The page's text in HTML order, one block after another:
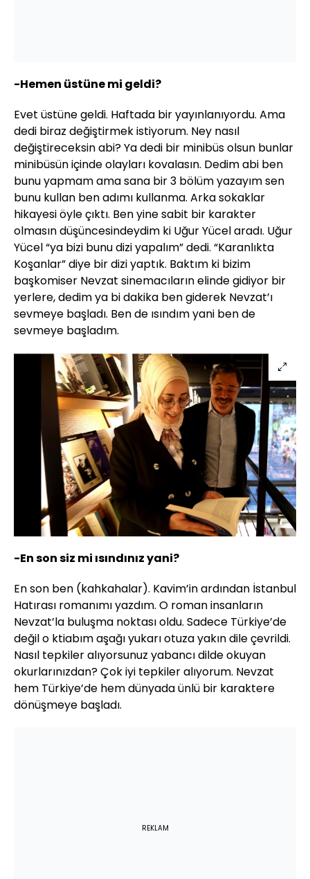
-Hemen üstüne mi geldi?
Evet üstüne geldi. Haftada bir yayınlanıyordu. Ama
dedi biraz değiştirmek istiyorum. Ney nasıl
değiştireceksin abi? Ya dedi bir minibüs olsun bunlar
minibüsün içinde olayları kovalasın. Dedim abi ben
bunu yapmam ama sana bir 3 bölüm yazayım sen
bunu kullan ben adımı kullanma. Arka sokaklar
hikayesi öyle çıktı. Ben yine sabit bir karakter
olmasın düşüncesindeydim ki Uğur Yücel aradı. Uğur
Yücel “ya bizi bunu dizi yapalım” dedi. “Karanlıkta
Koşanlar” diye bir dizi yaptık. Baktım ki bizim
başkomiser Nevzat sinemacıların elinde gidiyor bir
yerlere, dedim ya bi dakika ben giderek Nevzat’ı
sevmeye başladı. Ben de ısındım yani ben de
sevmeye başladım.
-En son siz mi ısındınız yani?
En son ben (kahkahalar). Kavim’in ardından İstanbul
Hatırası romanımı yazdım. O roman insanların
Nevzat’la buluşma noktası oldu. Sadece Türkiye’de
değil o ktiabım aşağı yukarı otuza yakın dile çevrildi.
Nasıl tepkiler alıyorsunuz yabancı dilde okuyan
okurlarınızdan? Çok iyi tepkiler alıyorum. Nevzat
hem Türkiye’de hem dünyada ünlü bir karaktere
dönüşmeye başladı.
REKLAM